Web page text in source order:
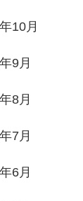
10月
9月
8月
7月
6月